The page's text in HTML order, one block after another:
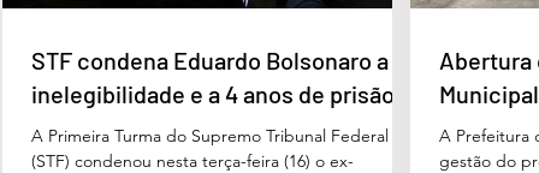
STF condena Eduardo Bolsonaro a
inelegibilidade e a 4 anos de prisão
A Primeira Turma do Supremo Tribunal Federal
(STF) condenou nesta terça-feira (16) o ex-
Abertura
A Prefeitura
gestão do